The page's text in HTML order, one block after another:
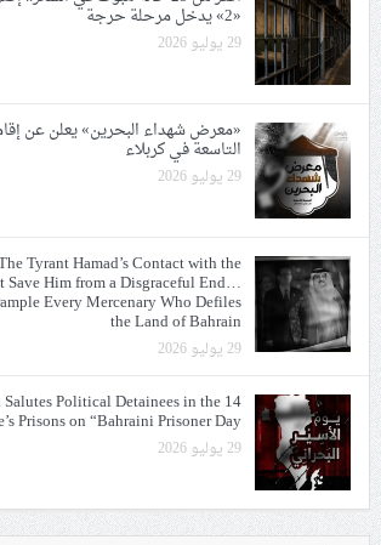
«2» يدخل مرحلة حرجة
29 يوليو 2026
«معرض شهداء البحرين» يعلن عن
التاسعة في كربلاء
29 يوليو 2026
Tyrant Hamad’s Contact with the
Him from a Disgraceful End…
Every Mercenary Who Defiles
the Land of Bahrain
29 يوليو 2026
Salutes Political Detainees in the
Prisons on “Bahraini Prisoner Day
29 يوليو 2026